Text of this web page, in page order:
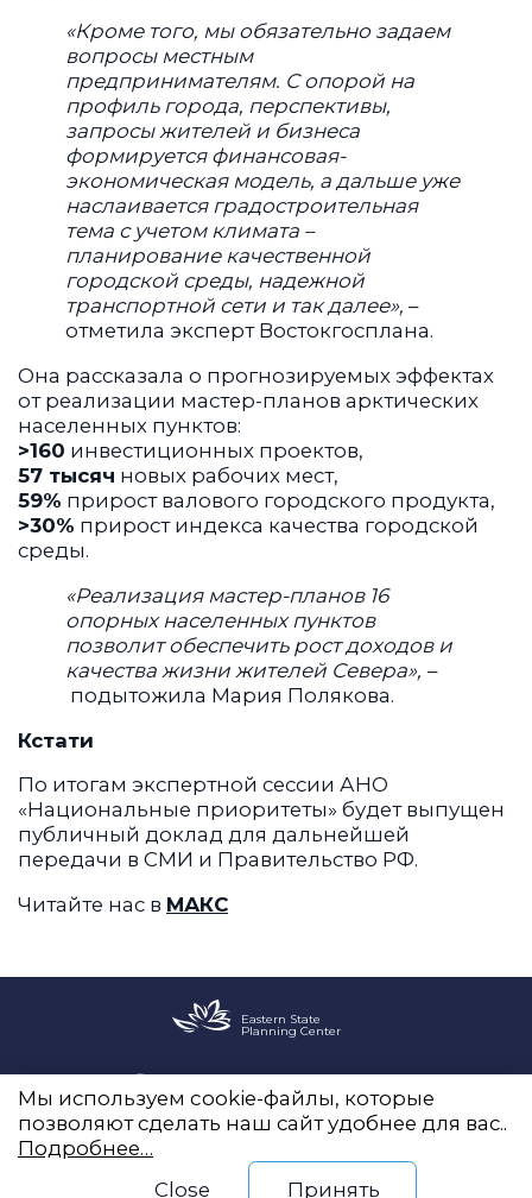
«Кроме того, мы обязательно задаем
вопросы местным
предпринимателям. С опорой на
профиль города, перспективы,
запросы жителей и бизнеса
формируется финансовая-
экономическая модель, а дальше уже
наслаивается градостроительная
тема с учетом климата –
планирование качественной
городской среды, надежной
транспортной сети и так далее», –
отметила эксперт Востокгосплана.
Она рассказала о прогнозируемых эффектах
от реализации мастер-планов арктических
населенных пунктов:
>160 инвестиционных проектов,
57 тысяч новых рабочих мест,
59% прирост валового городского продукта,
>30% прирост индекса качества городской
среды.
«Реализация мастер-планов 16
опорных населенных пунктов
позволит обеспечить рост доходов и
качества жизни жителей Севера», –
подытожила Мария Полякова.
Кстати
По итогам экспертной сессии АНО
«Национальные приоритеты» будет выпущен
публичный доклад для дальнейшей
передачи в СМИ и Правительство РФ.
Читайте нас в МАКС
Eastern State
Planning Center
info@vostokgosplan.ru
+7 (495) 120-20-05
Telegram
ВКонтакте
Мы используем cookie-файлы, которые
позволяют сделать наш сайт удобнее для вас..
Подробнее…
Close
Принять